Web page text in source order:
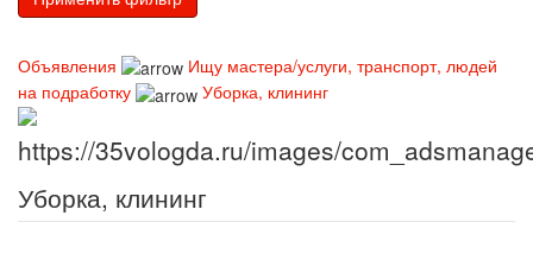
Объявления
Ищу мастера/услуги, транспорт, людей
на подработку
Уборка, клининг
Уборка, клининг